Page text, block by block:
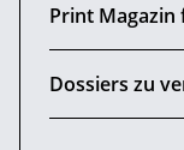
Print Magazin
Dossiers zu